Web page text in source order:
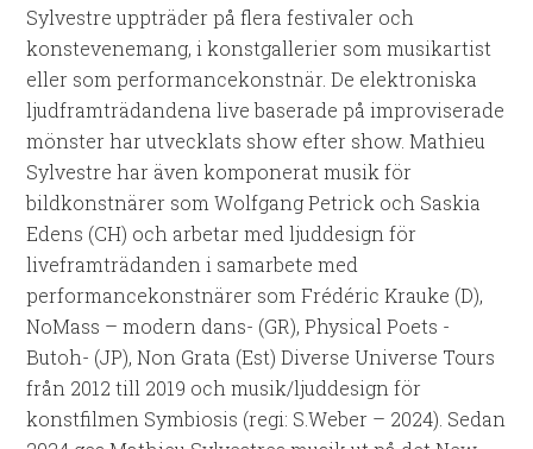
Sylvestre uppträder på flera festivaler och
konstevenemang, i konstgallerier som musikartist
eller som performancekonstnär. De elektroniska
ljudframträdandena live baserade på improviserade
mönster har utvecklats show efter show. Mathieu
Sylvestre har även komponerat musik för
bildkonstnärer som Wolfgang Petrick och Saskia
Edens (CH) och arbetar med ljuddesign för
liveframträdanden i samarbete med
performancekonstnärer som Frédéric Krauke (D),
NoMass – modern dans- (GR), Physical Poets -
Butoh- (JP), Non Grata (Est) Diverse Universe Tours
från 2012 till 2019 och musik/ljuddesign för
konstfilmen Symbiosis (regi: S.Weber – 2024). Sedan